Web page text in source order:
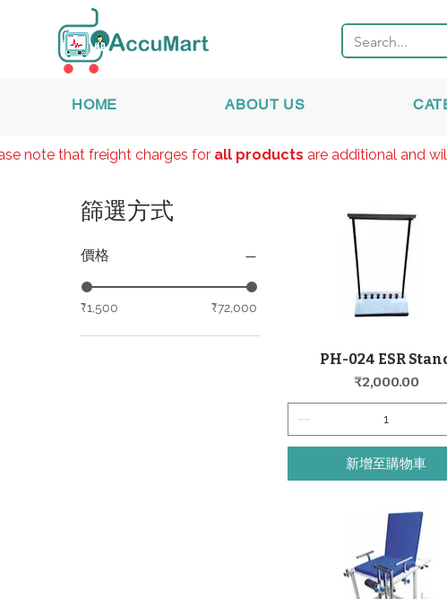
HOME ABOUT US
篩選方式
價格
₹1,500 ₹72,000
快速瀏覽
PH-024 ESR
價格
₹2,000.00
新增至購物車
note that freight charges forall products are additional and